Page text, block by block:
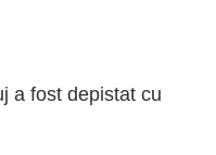
a fost depistat cu